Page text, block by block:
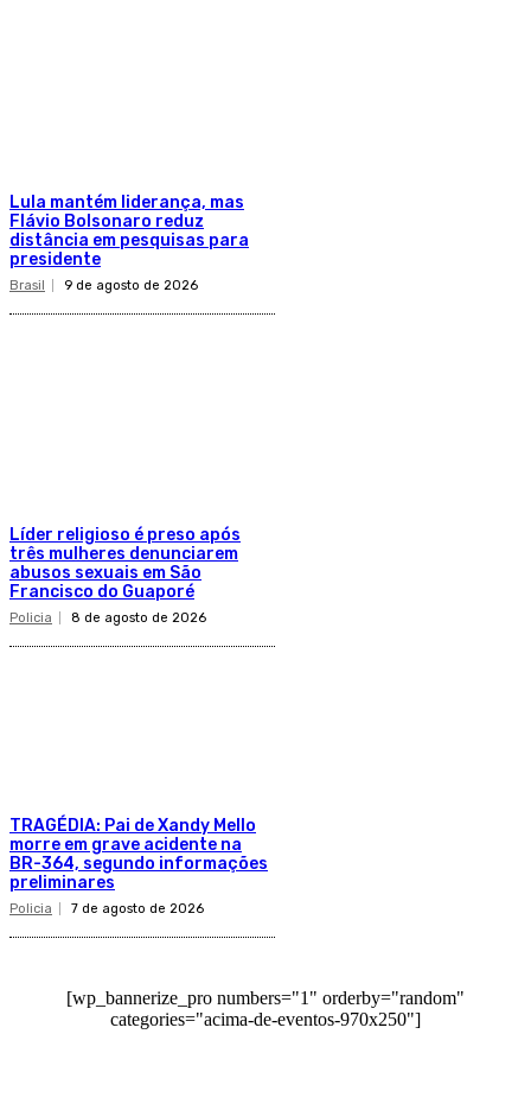
Lula mantém liderança, mas
Flávio Bolsonaro reduz
distância em pesquisas para
presidente
Brasil 9 de agosto de 2026
Líder religioso é preso após
três mulheres denunciarem
abusos sexuais em São
Francisco do Guaporé
Policia 8 de agosto de 2026
TRAGÉDIA: Pai de Xandy Mello
morre em grave acidente na
BR-364, segundo informações
preliminares
Policia 7 de agosto de 2026
[wp_bannerize_pro numbers="1" orderby="random"
categories="acima-de-eventos-970x250"]